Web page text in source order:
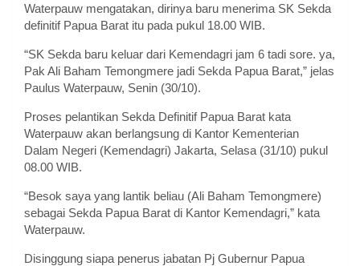
Waterpauw mengatakan, dirinya baru menerima SK Sekda
definitif Papua Barat itu pada pukul 18.00 WIB.
“SK Sekda baru keluar dari Kemendagri jam 6 tadi sore. ya,
Pak Ali Baham Temongmere jadi Sekda Papua Barat,” jelas
Paulus Waterpauw, Senin (30/10).
Proses pelantikan Sekda Definitif Papua Barat kata
Waterpauw akan berlangsung di Kantor Kementerian
Dalam Negeri (Kemendagri) Jakarta, Selasa (31/10) pukul
08.00 WIB.
“Besok saya yang lantik beliau (Ali Baham Temongmere)
sebagai Sekda Papua Barat di Kantor Kemendagri,” kata
Waterpauw.
Disinggung siapa penerus jabatan Pj Gubernur Papua